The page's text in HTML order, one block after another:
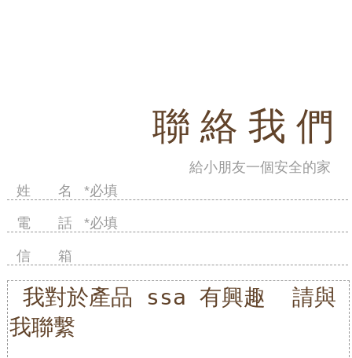
聯 絡 我 們
給小朋友一個安全的家